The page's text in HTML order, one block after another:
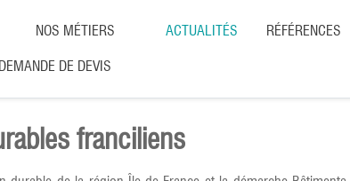
NOS MÉTIERS ACTUALITÉS RÉFÉRENCES
DEMANDE DE DEVIS
franciliens